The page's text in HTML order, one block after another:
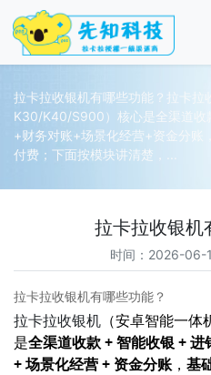
拉卡拉收银机有哪些功能？拉卡拉
K30/K40/S900）核心是全渠道
+财务对账+场景化经营+资金分账
付费；下面按模块讲清楚，...
拉卡拉收银机
时间：2026-
拉卡拉收银机有哪些功能？
拉卡拉收银机 （安卓智能一
是全渠道收款 + 智能收银 +
+ 场景化经营 + 资金分账 ， 基